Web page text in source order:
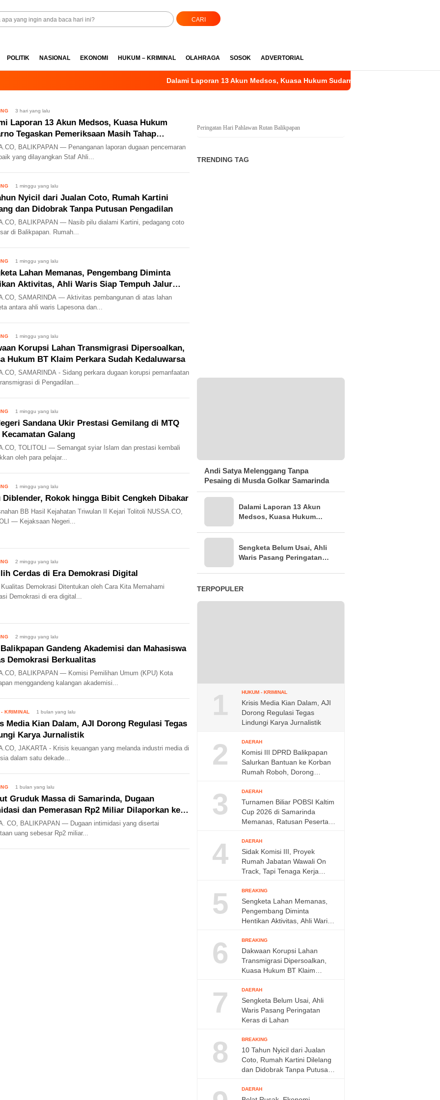
CARI
POLITIK NASIONAL EKONOMI HUKUM – KRIMINAL OLAHRAGA SOSOK ADVERTORIAL
Dalami Laporan 13 Akun Medsos, Kuasa Hukum Sudarno Tegaskan Pemeriksaan
3 hari yang lalu
Laporan 13 Akun Medsos, Kuasa Hukum
Tegaskan Pemeriksaan Masih Tahap
Bukti
BALIKPAPAN — Penanganan laporan dugaan pencemaran
yang dilayangkan Staf Ahli...
1 minggu yang lalu
Nyicil dari Jualan Coto, Rumah Kartini
dan Didobrak Tanpa Putusan Pengadilan
BALIKPAPAN — Nasib pilu dialami Kartini, pedagang coto
di Balikpapan. Rumah...
1 minggu yang lalu
Lahan Memanas, Pengembang Diminta
Aktivitas, Ahli Waris Siap Tempuh Jalur
SAMARINDA — Aktivitas pembangunan di atas lahan
antara ahli waris Lapesona dan...
1 minggu yang lalu
Korupsi Lahan Transmigrasi Dipersoalkan,
Hukum BT Klaim Perkara Sudah Kedaluwarsa
SAMARINDA - Sidang perkara dugaan korupsi pemanfaatan
di Pengadilan...
1 minggu yang lalu
Sandana Ukir Prestasi Gemilang di MTQ
Kecamatan Galang
TOLITOLI — Semangat syiar Islam dan prestasi kembali
oleh para pelajar...
1 minggu yang lalu
Diblender, Rokok hingga Bibit Cengkeh Dibakar
BB Hasil Kejahatan Triwulan II Kejari Tolitoli NUSSA.CO,
— Kejaksaan Negeri...
2 minggu yang lalu
Cerdas di Era Demokrasi Digital
Demokrasi Ditentukan oleh Cara Kita Memahami
Demokrasi di era digital...
2 minggu yang lalu
Gandeng Akademisi dan Mahasiswa
Demokrasi Berkualitas
BALIKPAPAN — Komisi Pemilihan Umum (KPU) Kota
menggandeng kalangan akademisi...
- KRIMINAL 1 bulan yang lalu
Media Kian Dalam, AJI Dorong Regulasi Tegas
Karya Jurnalistik
JAKARTA - Krisis keuangan yang melanda industri media di
dalam satu dekade...
1 bulan yang lalu
Gruduk Massa di Samarinda, Dugaan
dan Pemerasan Rp2 Miliar Dilaporkan ke
CO, BALIKPAPAN — Dugaan intimidasi yang disertai
uang sebesar Rp2 miliar...
Peringatan Hari Pahlawan Rutan Balikpapan
TRENDING TAG
Andi Satya Melenggang Tanpa
Pesaing di Musda Golkar Samarinda
Dalami Laporan 13 Akun
Medsos, Kuasa Hukum
Penajaman Bukti
Sengketa Belum Usai, Ahli
Waris Pasang Peringatan
TERPOPULER
1 HUKUM - KRIMINAL
Krisis Media Kian Dalam, AJI
Dorong Regulasi Tegas
Lindungi Karya Jurnalistik
2 DAERAH
Komisi III DPRD Balikpapan
Salurkan Bantuan ke Korban
Rumah Roboh, Dorong
3 DAERAH
Turnamen Biliar POBSI Kaltim
Cup 2026 di Samarinda
Memanas, Ratusan Peserta
4 DAERAH
Sidak Komisi III, Proyek
Rumah Jabatan Wawali On
Track, Tapi Tenaga Kerja
5 BREAKING
Sengketa Lahan Memanas,
Pengembang Diminta
Hentikan Aktivitas, Ahli Waris
6 BREAKING
Dakwaan Korupsi Lahan
Transmigrasi Dipersoalkan,
Kuasa Hukum BT Klaim
7 DAERAH
Sengketa Belum Usai, Ahli
Waris Pasang Peringatan
Keras di Lahan
8 BREAKING
10 Tahun Nyicil dari Jualan
Coto, Rumah Kartini Dilelang
dan Didobrak Tanpa Putusan
DAERAH